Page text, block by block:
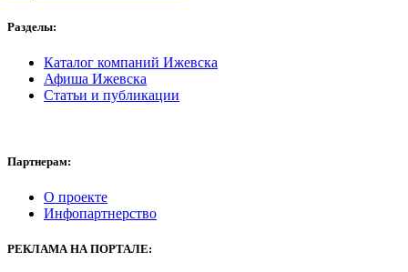
Разделы:
Каталог компаний Ижевска
Афиша Ижевска
Статьи и публикации
Партнерам:
О проекте
Инфопартнерство
РЕКЛАМАНА ПОРТАЛЕ: